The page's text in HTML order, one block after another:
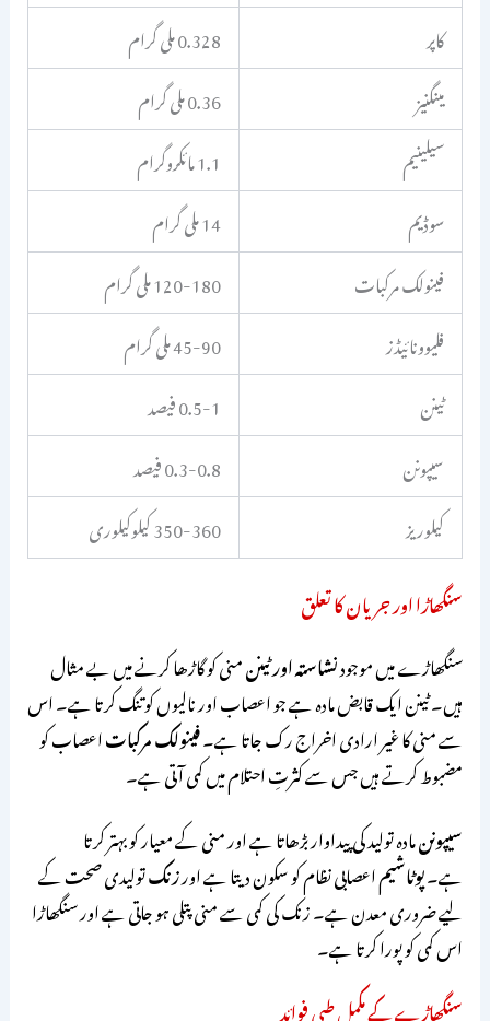
کاپر
0.328 ملی گرام
مینگنیز
0.36 ملی گرام
سیلینیم
1.1 مائکروگرام
سوڈیم
14 ملی گرام
فینولک مرکبات
120-180 ملی گرام
فلیوونائیڈز
45-90 ملی گرام
ٹینن
0.5-1 فیصد
سیپونن
0.3-0.8 فیصد
کیلوریز
350-360 کیلوکیلوری
سنگھاڑا اور جریان کا تعلق
سنگھاڑے میں موجودنشاستہ اور ٹیننمنی کو گاڑھا کرنے میں بے مثال
ہیں۔ ٹینن ایک قابض مادہ ہے جو اعصاب اور نالیوں کو تنگ کرتا ہے۔ اس
سے منی کا غیر ارادی اخراج رک جاتا ہے۔فینولک مرکباتاعصاب کو
مضبوط کرتے ہیں جس سے کثرتِ احتلام میں کمی آتی ہے۔
سیپوننمادہ تولید کی پیداوار بڑھاتا ہے اور منی کے معیار کو بہتر کرتا
ہے۔پوٹاشیماعصابی نظام کو سکون دیتا ہے اورزنکتولیدی صحت کے
لیے ضروری معدن ہے۔ زنک کی کمی سے منی پتلی ہو جاتی ہے اور سنگھاڑا
اس کمی کو پورا کرتا ہے۔
سنگھاڑے کے مکمل طبی فوائد